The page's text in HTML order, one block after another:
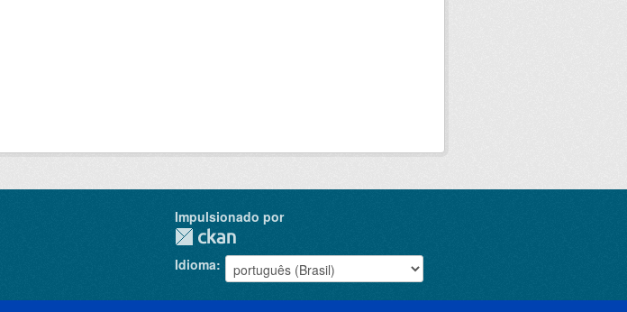
Impulsionado por
Idioma